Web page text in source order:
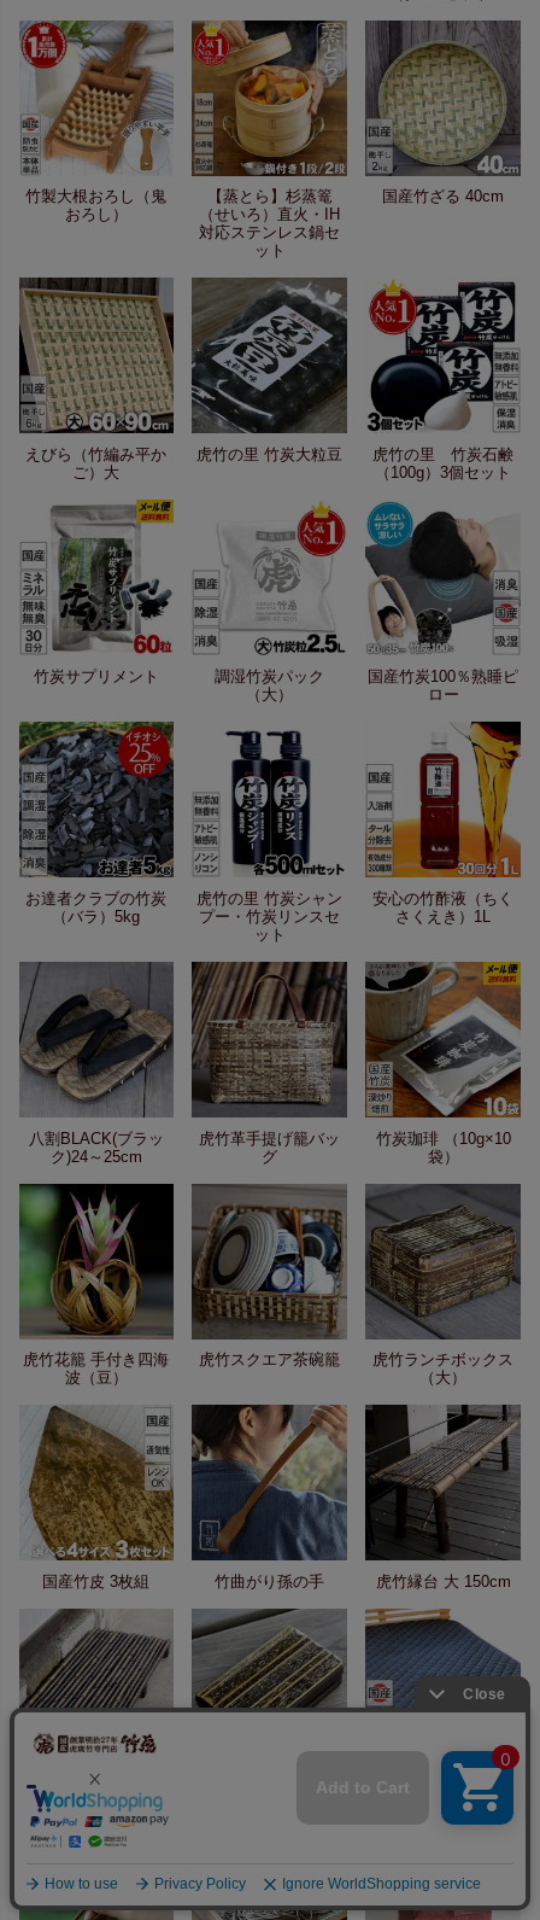
竹製大根おろし（鬼
おろし）
【蒸とら】杉蒸篭
（せいろ）直火・IH
対応ステンレス鍋セ
ット
国産竹ざる 40cm
えびら（竹編み平か
ご）大
虎竹の里 竹炭大粒豆
虎竹の里 竹炭石鹸
（100g）3個セット
竹炭サプリメント
調湿竹炭パック
（大）
国産竹炭100％熟睡ピ
ロー
お達者クラブの竹炭
（バラ）5kg
虎竹の里 竹炭シャン
プー・竹炭リンスセ
ット
安心の竹酢液（ちく
さくえき）1L
八割BLACK(ブラッ
ク)24～25cm
虎竹革手提げ籠バッ
グ
竹炭珈琲 （10g×10
袋）
虎竹花籠 手付き四海
波（豆）
虎竹スクエア茶碗籠
虎竹ランチボックス
（大）
国産竹皮 3枚組 竹曲がり孫の手 虎竹縁台 大 150cm
黒竹玄関すのこ
90cm
虎竹名刺入れ（名入
竹炭ベッドパッド
（マット）シングル